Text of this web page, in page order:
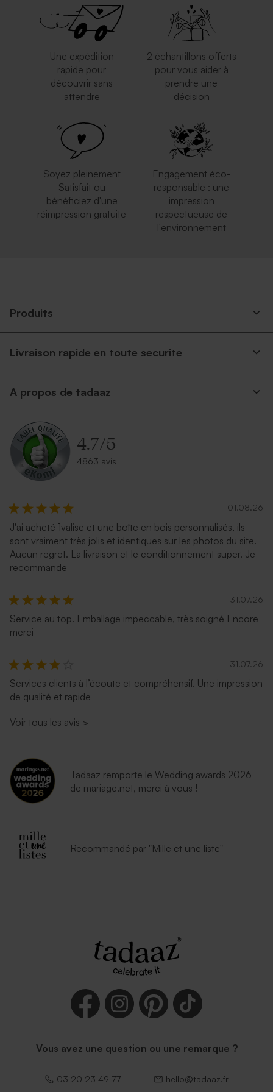
Enveloppe rectangle rose
nude
Enveloppe dorée rectangle Enveloppe papier kraft
Enveloppe fête mouchetée
Une expédition
rapide pour
découvrir sans
attendre
2 échantillons offerts
pour vous aider à
prendre une
décision
Soyez pleinement
Satisfait ou
bénéficiez d'une
réimpression gratuite
Engagement éco-
responsable : une
impression
respectueuse de
l'environnement
Produits
Livraison rapide en toute securite
A propos de tadaaz
4.7/5
4863 avis
01.08.26
J'ai acheté 1valise et une boîte en bois personnalisés, ils
sont vraiment très jolis et identiques sur les photos du site.
Aucun regret. La livraison et le conditionnement super. Je
recommande
31.07.26
Service au top. Emballage impeccable, très soigné Encore
merci
31.07.26
Services clients à l’écoute et compréhensif. Une impression
de qualité et rapide
Voir tous les avis >
Tadaaz remporte le Wedding awards 2026
de mariage.net, merci à vous !
Recommandé par "Mille et une liste"
Vous avez une question ou une remarque ?
03 20 23 49 77 hello@tadaaz.fr